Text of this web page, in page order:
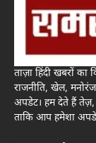
ताज़ा हिंदी खबरों का
राजनीति, खेल,
अपडेट। हम देते हैं तेज़,
ताकि आप हमेशा